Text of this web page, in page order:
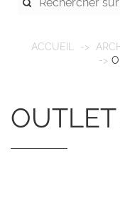
ACCUEIL
OUTLET